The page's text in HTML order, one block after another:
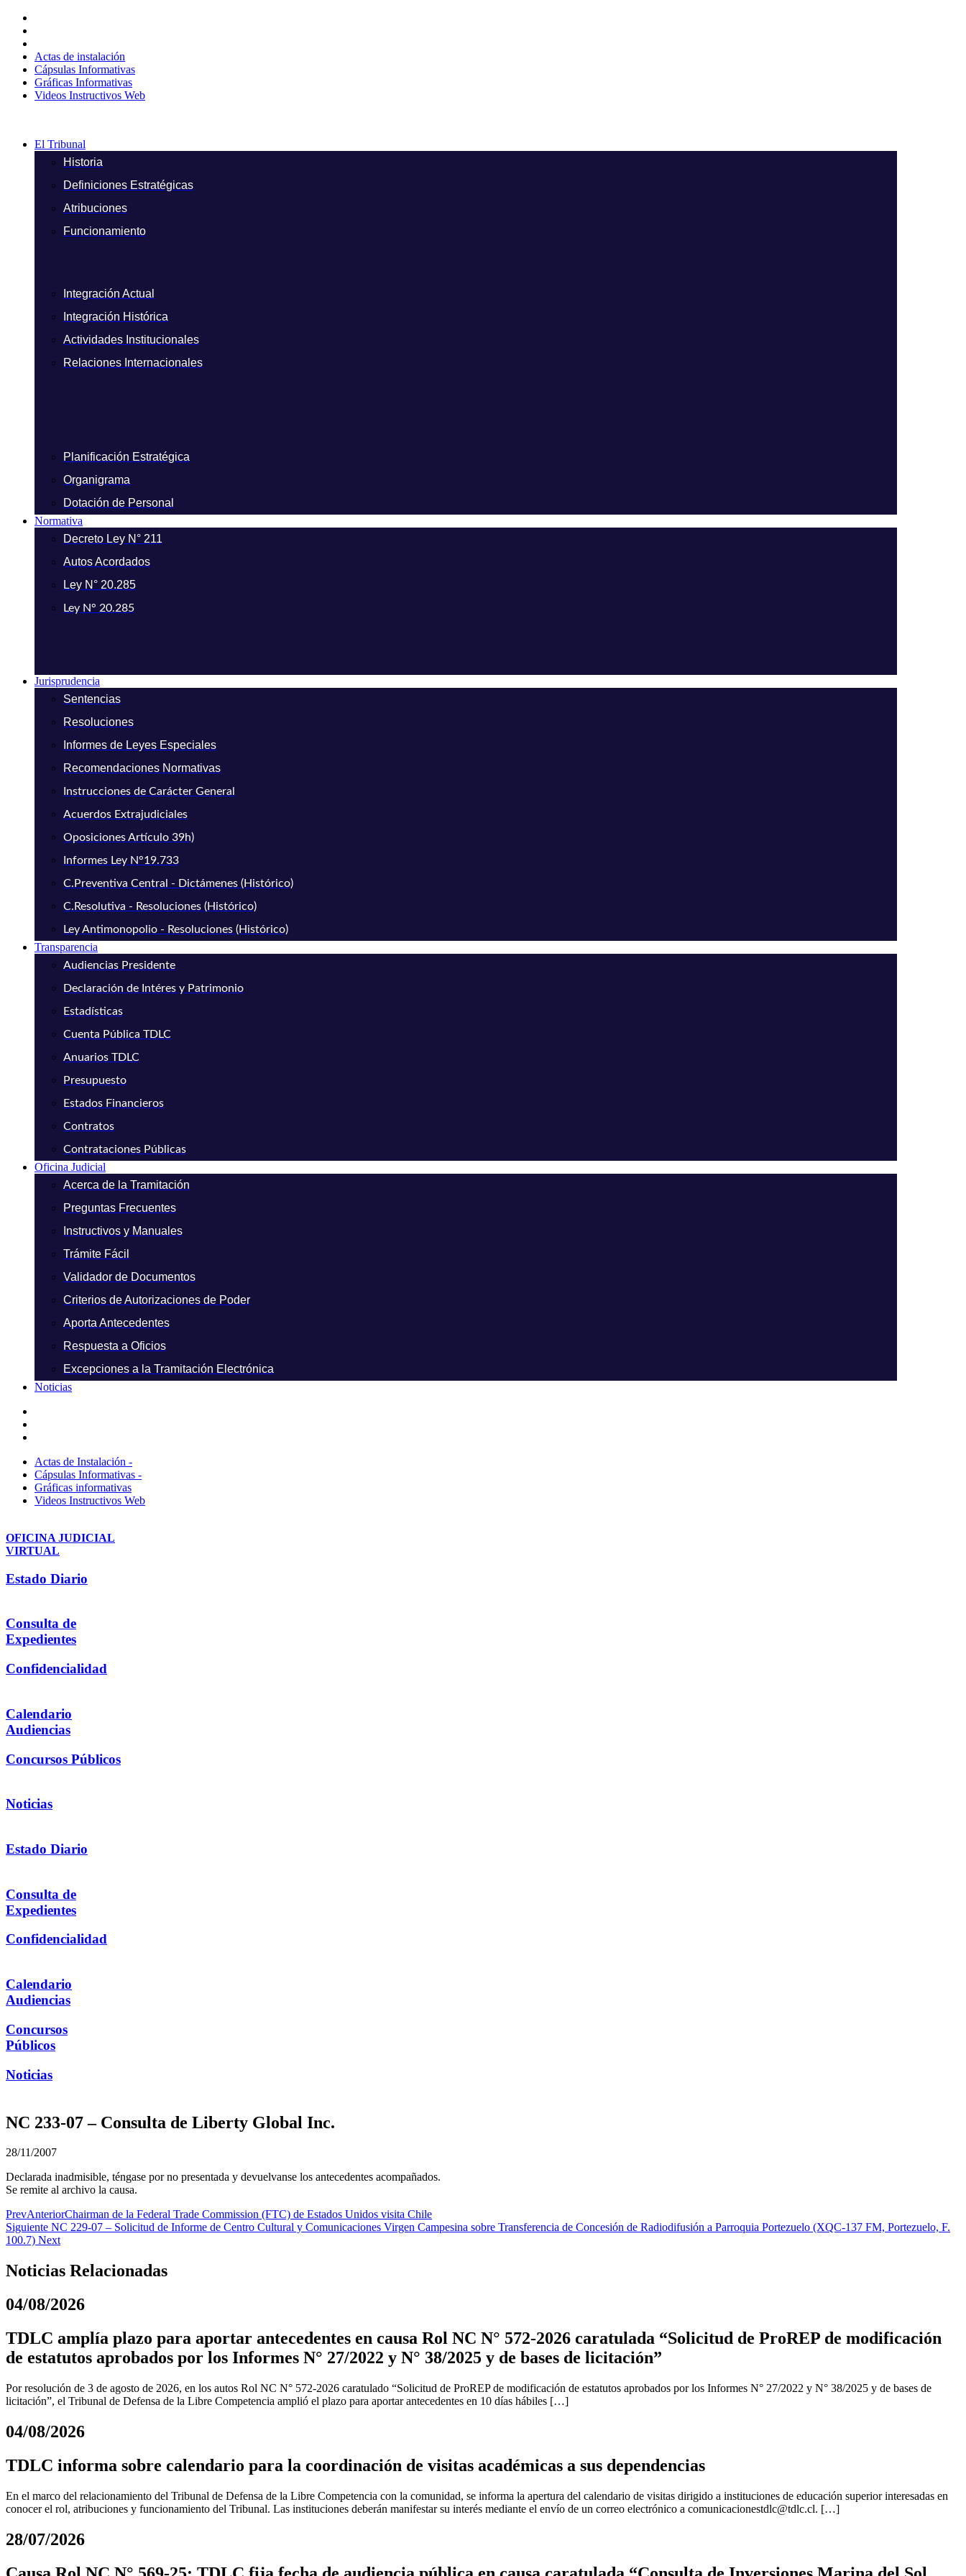
contenido
Actas de instalación
Cápsulas Informativas
Gráficas Informativas
Videos Instructivos Web
El Tribunal
Historia
Definiciones Estratégicas
Atribuciones
Funcionamiento
Integración Actual
Integración Histórica
Actividades Institucionales
Relaciones Internacionales
Planificación Estratégica
Organigrama
Dotación de Personal
Normativa
Decreto Ley N° 211
Autos Acordados
Ley N° 20.285
Ley N° 20.285
Jurisprudencia
Sentencias
Resoluciones
Informes de Leyes Especiales
Recomendaciones Normativas
Instrucciones de Carácter General
Acuerdos Extrajudiciales
Oposiciones Artículo 39h)
Informes Ley N°19.733
C.Preventiva Central - Dictámenes (Histórico)
C.Resolutiva - Resoluciones (Histórico)
Ley Antimonopolio - Resoluciones (Histórico)
Transparencia
Audiencias Presidente
Declaración de Intéres y Patrimonio
Estadísticas
Cuenta Pública TDLC
Anuarios TDLC
Presupuesto
Estados Financieros
Contratos
Contrataciones Públicas
Oficina Judicial
Acerca de la Tramitación
Preguntas Frecuentes
Instructivos y Manuales
Trámite Fácil
Validador de Documentos
Criterios de Autorizaciones de Poder
Aporta Antecedentes
Respuesta a Oficios
Excepciones a la Tramitación Electrónica
Noticias
Actas de Instalación -
Cápsulas Informativas -
Gráficas informativas
Videos Instructivos Web
OFICINA JUDICIAL
VIRTUAL
Estado Diario
Consulta de
Expedientes
Confidencialidad
Calendario
Audiencias
Concursos Públicos
Noticias
Estado Diario
Consulta de
Expedientes
Confidencialidad
Calendario
Audiencias
Concursos
Públicos
Noticias
NC 233-07 – Consulta de Liberty Global Inc.
28/11/2007
Declarada inadmisible, téngase por no presentada y devuelvanse los antecedentes acompañados.
Se remite al archivo la causa.
PrevAnteriorChairman de la Federal Trade Commission (FTC) de Estados Unidos visita Chile
Siguiente NC 229-07 – Solicitud de Informe de Centro Cultural y Comunicaciones Virgen Campesina sobre Transferencia de Concesión de Radiodifusión a Parroquia Portezuelo (XQC-137 FM, Portezuelo, F.
100.7) Next
Noticias Relacionadas
04/08/2026
TDLC amplía plazo para aportar antecedentes en causa Rol NC N° 572-2026 caratulada “Solicitud de ProREP de modificación
de estatutos aprobados por los Informes N° 27/2022 y N° 38/2025 y de bases de licitación”
Por resolución de 3 de agosto de 2026, en los autos Rol NC N° 572-2026 caratulado “Solicitud de ProREP de modificación de estatutos aprobados por los Informes N° 27/2022 y N° 38/2025 y de bases de
licitación”, el Tribunal de Defensa de la Libre Competencia amplió el plazo para aportar antecedentes en 10 días hábiles […]
04/08/2026
TDLC informa sobre calendario para la coordinación de visitas académicas a sus dependencias
En el marco del relacionamiento del Tribunal de Defensa de la Libre Competencia con la comunidad, se informa la apertura del calendario de visitas dirigido a instituciones de educación superior interesadas en
conocer el rol, atribuciones y funcionamiento del Tribunal. Las instituciones deberán manifestar su interés mediante el envío de un correo electrónico a comunicacionestdlc@tdlc.cl. […]
28/07/2026